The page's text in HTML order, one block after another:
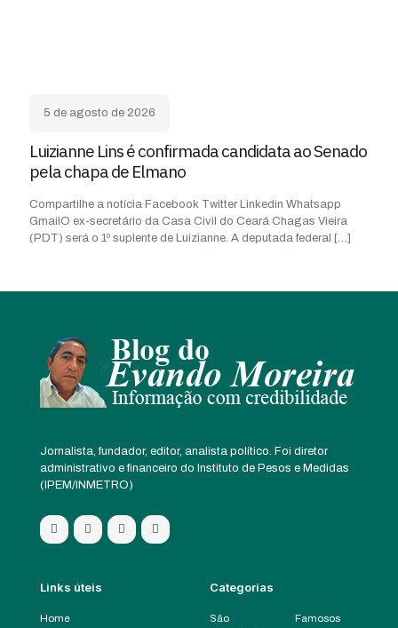
5 de agosto de 2026
Luizianne Lins é confirmada candidata ao Senado
pela chapa de Elmano
Compartilhe a notícia Facebook Twitter Linkedin Whatsapp
GmailO ex-secretário da Casa Civil do Ceará Chagas Vieira
(PDT) será o 1º suplente de Luizianne. A deputada federal […]
Jornalista, fundador, editor, analista político. Foi diretor
administrativo e financeiro do Instituto de Pesos e Medidas
(IPEM/INMETRO)
Links úteis
Home
Categorias
São
Famosos